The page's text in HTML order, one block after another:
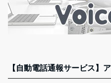
【自動電話通報サービス】